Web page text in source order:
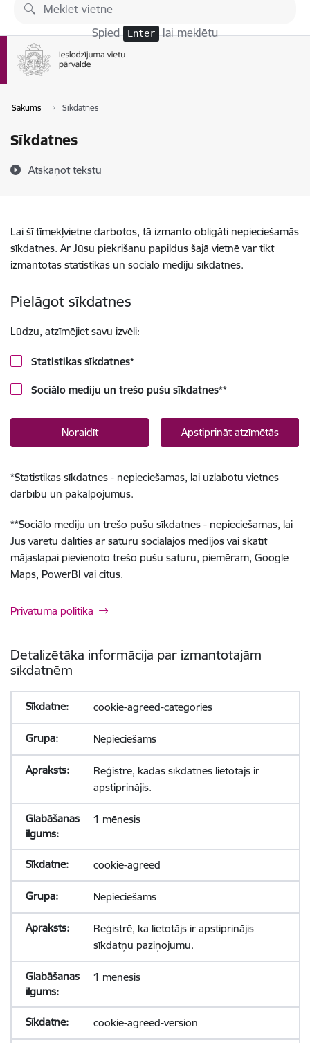
Pāriet uz lapas saturu
Spied Enter lai meklētu
Sākums Sīkdatnes
Sīkdatnes
Atskaņot tekstu
Lai šī tīmekļvietne darbotos, tā izmanto obligāti nepieciešamās
sīkdatnes. Ar Jūsu piekrišanu papildus šajā vietnē var tikt
izmantotas statistikas un sociālo mediju sīkdatnes.
Pielāgot sīkdatnes
Lūdzu, atzīmējiet savu izvēli:
Statistikas sīkdatnes*
Sociālo mediju un trešo pušu sīkdatnes**
Noraidīt Apstiprināt atzīmētās
*Statistikas sīkdatnes - nepieciešamas, lai uzlabotu vietnes
darbību un pakalpojumus.
**Sociālo mediju un trešo pušu sīkdatnes - nepieciešamas, lai
Jūs varētu dalīties ar saturu sociālajos medijos vai skatīt
mājaslapai pievienoto trešo pušu saturu, piemēram, Google
Maps, PowerBI vai citus.
Privātuma politika
Detalizētāka informācija par izmantotajām
sīkdatnēm
cookie-agreed-categories
Nepieciešams
Reģistrē, kādas sīkdatnes lietotājs ir
apstiprinājis.
1 mēnesis
cookie-agreed
Nepieciešams
Reģistrē, ka lietotājs ir apstiprinājis
sīkdatņu paziņojumu.
1 mēnesis
cookie-agreed-version